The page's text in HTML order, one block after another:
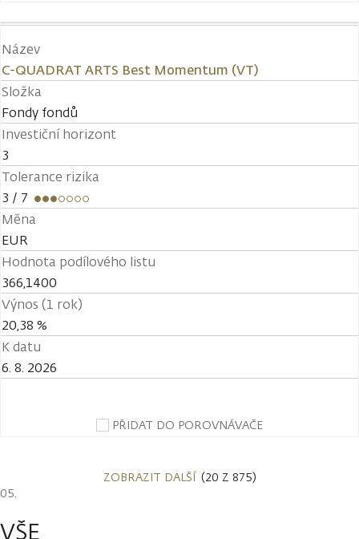
Název
C-QUADRAT ARTS Best Momentum (VT)
Složka
Fondy fondů
Investiční horizont
3
Tolerance rizika
3 / 7
Měna
EUR
Hodnota podílového listu
366,1400
Výnos (1 rok)
20,38 %
K datu
6. 8. 2026
PŘIDAT DO POROVNÁVAČE
ZOBRAZIT DALŠÍ (20 Z 875)
VŠE